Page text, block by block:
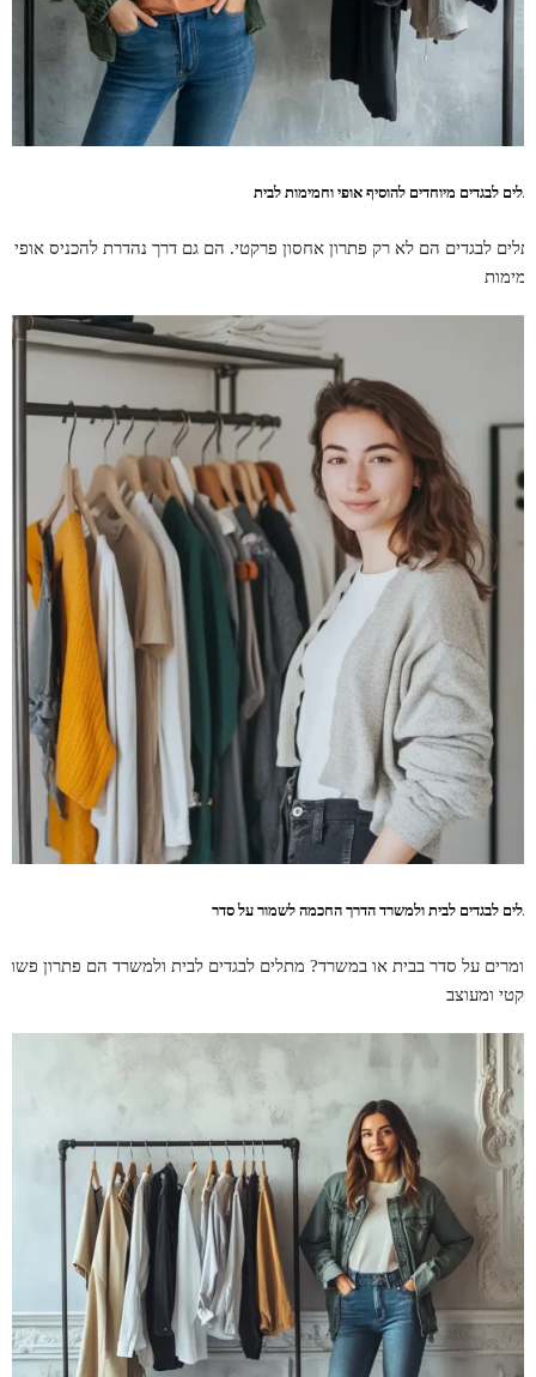
לבגדים מיוחדים להוסיף אופי וחמימות לבית
לבגדים הם לא רק פתרון אחסון פרקטי. הם גם דרך נהדרת להכניס אופי
לבגדים לבית ולמשרד הדרך החכמה לשמור על סדר
על סדר בבית או במשרד? מתלים לבגדים לבית ולמשרד הם פתרון
ומעוצב